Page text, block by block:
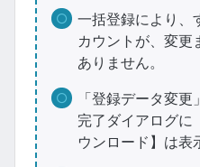
一括登録により、
カウントが、変更
ありません。
「登録データ変
完了ダイアログに
ウンロード】は表